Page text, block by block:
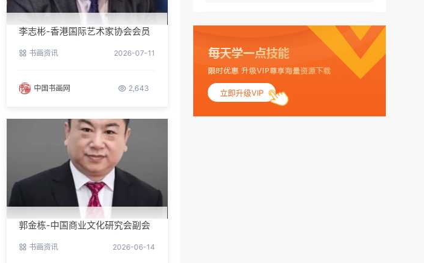
李志彬-香港国际艺术家协会会员
书画资讯 2026-07-11
中国书画网 2,643
郭金栋-中国商业文化研究会副会
书画资讯 2026-06-14
立即升级VIP